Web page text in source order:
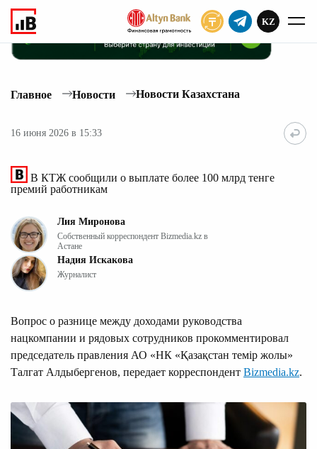
KZ
Главное Новости Новости Казахстана
16 июня 2026 в 15:33
В КТЖ сообщили о выплате более 100 млрд тенге
премий работникам
Лия Миронова
Собственный корреспондент Bizmedia.kz в
Астане
Надия Искакова
Журналист
Вопрос о разнице между доходами руководства
нацкомпании и рядовых сотрудников прокомментировал
председатель правления АО «НК «Қазақстан темір жолы»
Талгат Алдыбергенов, передает корреспондент Bizmedia.kz.